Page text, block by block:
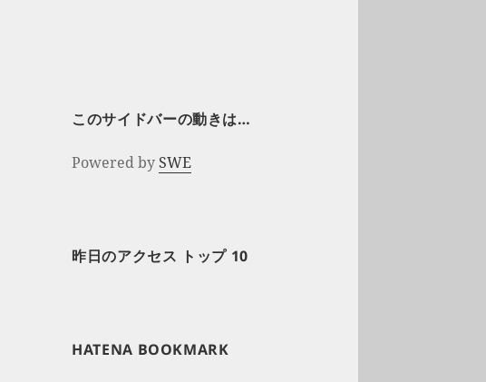
このサイドバーの動きは…
Powered by SWE
昨日のアクセス トップ 10
HATENA BOOKMARK